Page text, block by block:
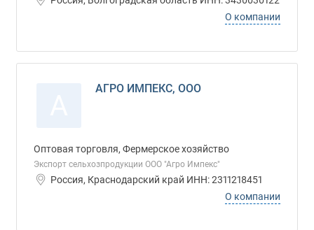
О компании
АГРО ИМПЕКС, ООО
Оптовая торговля, Фермерское хозяйство
Экспорт сельхозпродукции ООО "Агро Импекс"
Россия, Краснодарский край ИНН: 2311218451
О компании